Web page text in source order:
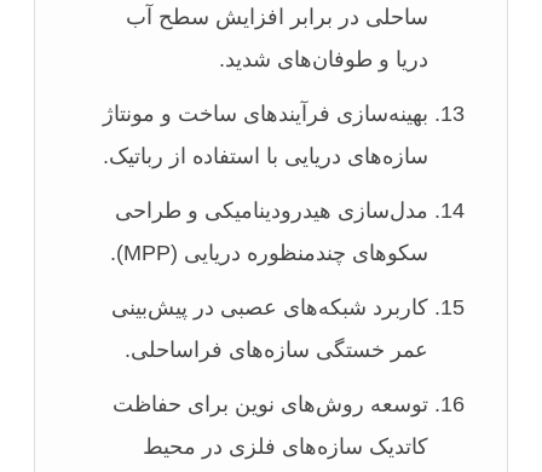
ساحلی در برابر افزایش سطح آب
دریا و طوفان‌های شدید.
بهینه‌سازی فرآیندهای ساخت و مونتاژ
سازه‌های دریایی با استفاده از رباتیک.
مدل‌سازی هیدرودینامیکی و طراحی
سکوهای چندمنظوره دریایی (MPP).
کاربرد شبکه‌های عصبی در پیش‌بینی
عمر خستگی سازه‌های فراساحلی.
توسعه روش‌های نوین برای حفاظت
کاتدیک سازه‌های فلزی در محیط